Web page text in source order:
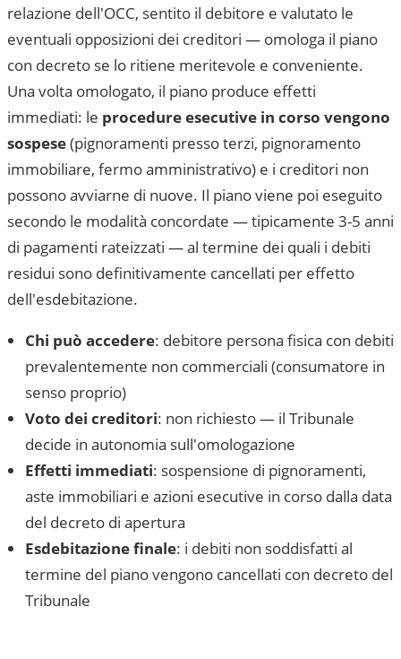
relazione dell'OCC, sentito il debitore e valutato le
eventuali opposizioni dei creditori — omologa il piano
con decreto se lo ritiene meritevole e conveniente.
Una volta omologato, il piano produce effetti
immediati: le procedure esecutive in corso vengono
sospese(pignoramenti presso terzi, pignoramento
immobiliare, fermo amministrativo) e i creditori non
possono avviarne di nuove. Il piano viene poi eseguito
secondo le modalità concordate — tipicamente 3-5 anni
di pagamenti rateizzati — al termine dei quali i debiti
residui sono definitivamente cancellati per effetto
dell'esdebitazione.
Chi può accedere: debitore persona fisica con debiti
prevalentemente non commerciali (consumatore in
senso proprio)
Voto dei creditori: non richiesto — il Tribunale
decide in autonomia sull'omologazione
Effetti immediati: sospensione di pignoramenti,
aste immobiliari e azioni esecutive in corso dalla data
del decreto di apertura
Esdebitazione finale: i debiti non soddisfatti al
termine del piano vengono cancellati con decreto del
Tribunale